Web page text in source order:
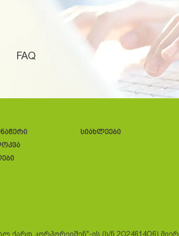
FAQ
სიახლეები
ქარდ კორპორეიშენ"-ის (ს/ნ 2O24614O6) მიერ